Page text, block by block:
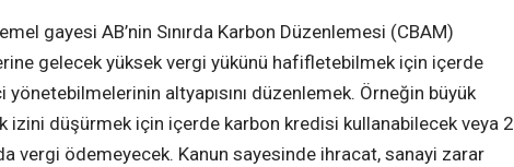
gayesi AB’nin Sınırda Karbon Düzenlemesi (CBAM)
gelecek yüksek vergi yükünü hafifletebilmek için içerde
altyapısını düzenlemek. Örneğin büyük
izini düşürmek için içerde karbon kredisi kullanabilecek veya 2
vergi ödemeyecek. Kanun sayesinde ihracat, sanayi zarar